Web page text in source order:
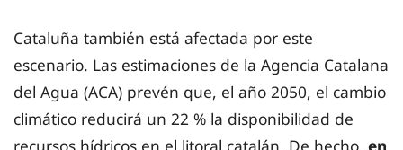
Cataluña también está afectada por este
escenario. Las estimaciones de la Agencia Catalana
del Agua (ACA) prevén que, el año 2050, el cambio
climático reducirá un 22 % la disponibilidad de
recursos hídricos en el litoral catalán. De hecho, en